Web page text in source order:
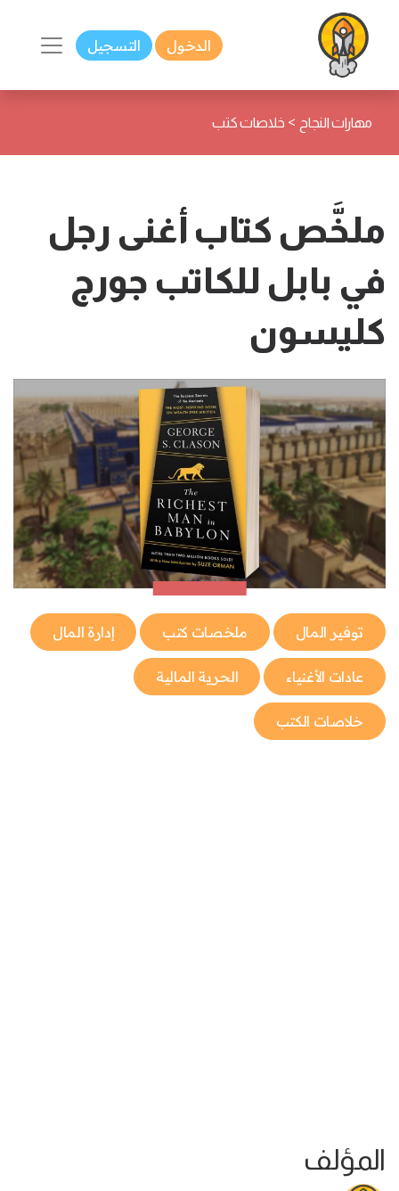
الدخول التسجيل
مهارات النجاح > خلاصات كتب
ملخَّص كتاب أغنى رجل
في بابل للكاتب جورج
كليسون
توفير المال ملخصات كتب إدارة المال
عادات الأغنياء الحرية المالية
خلاصات الكتب
المؤلف